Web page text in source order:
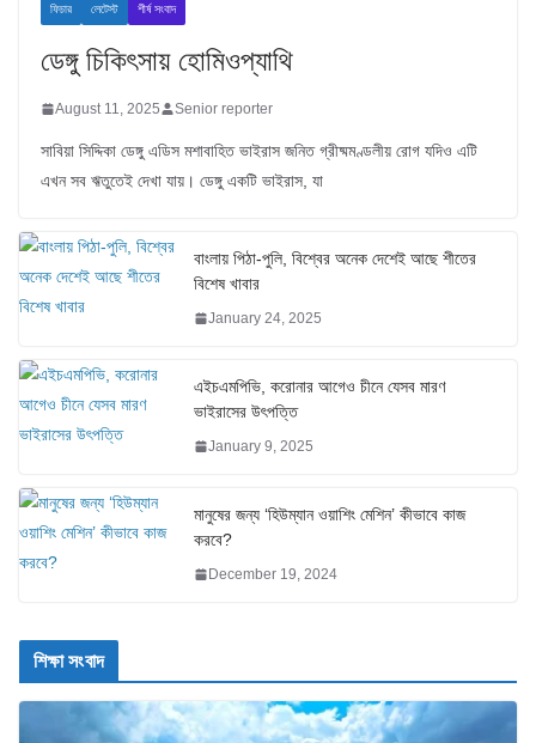
ফিচার লেটেস্ট শীর্ষ সংবাদ
ডেঙ্গু চিকিৎসায় হোমিওপ্যাথি
August 11, 2025 Senior reporter
সাবিয়া সিদ্দিকা ডেঙ্গু এডিস মশাবাহিত ভাইরাস জনিত গ্রীষ্মমণ্ডলীয় রোগ যদিও এটি
এখন সব ঋতুতেই দেখা যায়। ডেঙ্গু একটি ভাইরাস, যা
বাংলায় পিঠা-পুলি, বিশ্বের অনেক দেশেই আছে শীতের
বিশেষ খাবার
January 24, 2025
এইচএমপিভি, করোনার আগেও চীনে যেসব মারণ
ভাইরাসের উৎপত্তি
January 9, 2025
মানুষের জন্য ‘হিউম্যান ওয়াশিং মেশিন’ কীভাবে কাজ
করবে?
December 19, 2024
শিক্ষা সংবাদ